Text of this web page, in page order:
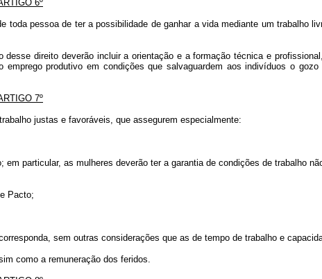
6º
pessoa de ter a possibilidade de ganhar a vida mediante um trabalho
direito deverão incluir a orientação e a formação técnica e
produtivo em condições que salvaguardem aos indivíduos o
7º
justas e favoráveis, que assegurem especialmente:
particular, as mulheres deverão ter a garantia de condições de trabalho
Pacto;
sem outras considerações que as de tempo de trabalho e
como a remuneração dos feridos.